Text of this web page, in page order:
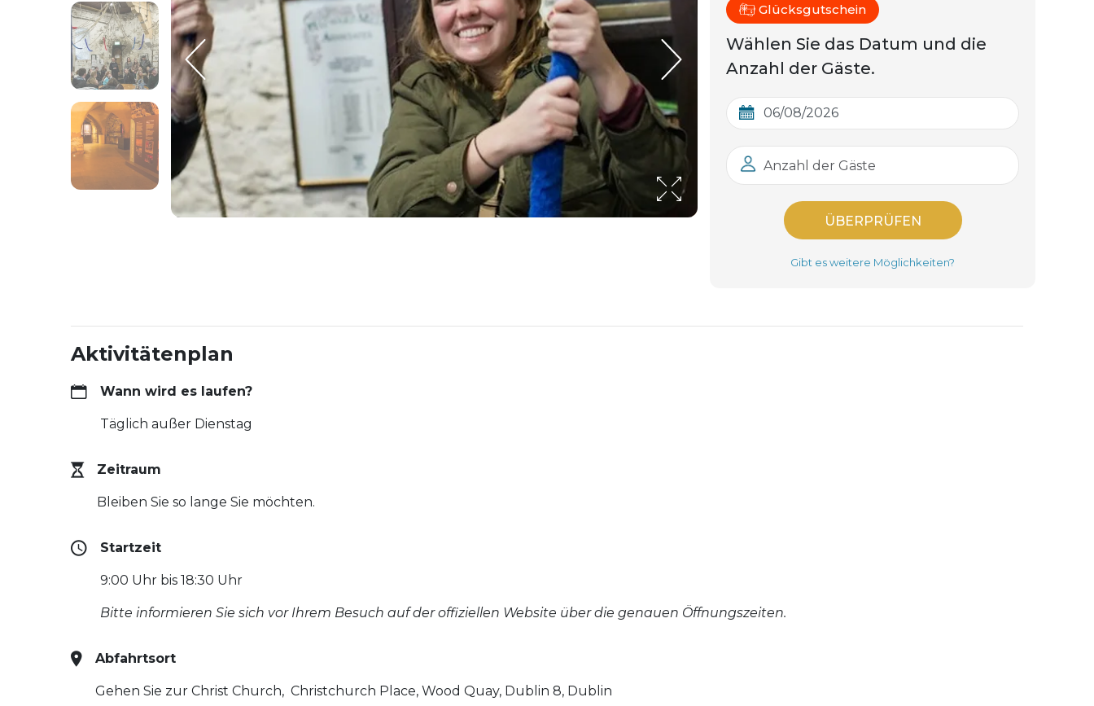
Glücksgutschein
Wählen Sie das Datum und die
Anzahl der Gäste.
Anzahl der Gäste
ÜBERPRÜFEN
Gibt es weitere Möglichkeiten?
Aktivitätenplan
Wann wird es laufen?
Täglich außer Dienstag
Zeitraum
Bleiben Sie so lange Sie möchten.
Startzeit
9:00 Uhr bis 18:30 Uhr
Bitte informieren Sie sich vor Ihrem Besuch auf der offiziellen Website über die genauen Öffnungszeiten.
Abfahrtsort
Gehen Sie zur Christ Church, Christchurch Place, Wood Quay, Dublin 8, Dublin